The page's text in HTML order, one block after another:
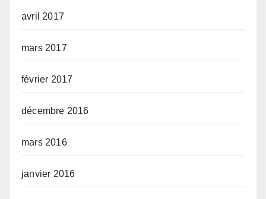
avril 2017
mars 2017
février 2017
décembre 2016
mars 2016
janvier 2016